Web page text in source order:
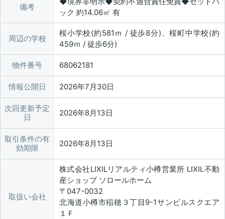
備考
ック 約14.06㎡ 有
周辺の学校
桜小学校(約581ｍ / 徒歩8分)、桜町中学校(約
459ｍ / 徒歩6分)
物件番号 68062181
情報公開日 2026年7月30日
次回更新予定
日
2026年8月13日
取引条件の有
効期限
2026年8月13日
取扱い会社
株式会社LIXILリアルティ小樽営業所 LIXIL不動
産ショップ ソロールホーム
〒047-0032
北海道小樽市稲穂３丁目9-1サンビルスクエア
１Ｆ